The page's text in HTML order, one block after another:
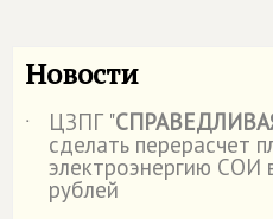
Новости
˙ ЦЗПГ "
сделать перерасчет
электроэнергию СОИ
рублей